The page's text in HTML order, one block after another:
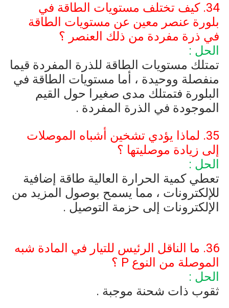
34. كيف تختلف مستويات الطاقة في
بلورة عنصر معين عن مستويات الطاقة
في ذرة مفردة من ذلك العنصر ؟
الحل :
تمتلك مستويات الطاقة للذرة المفردة قيما
منفصلة ووحيدة ، أما مستويات الطاقة في
البلورة فتمتلك مدى صغيرا حول القيم
الموجودة في الذرة المفردة .
35. لماذا يؤدي تشخين أشباه الموصلات
إلى زيادة موصليتها ؟
الحل :
تعطي كمية الحرارة العالية طاقة إضافية
للإلكترونات ، مما يسمح بوصول المزيد من
الإلكترونات إلى حزمة التوصيل .
36. ما الناقل الرئيس للتيار في المادة شبه
الموصلة من النوع P ؟
الحل :
ثقوب ذات شحنة موجبة .